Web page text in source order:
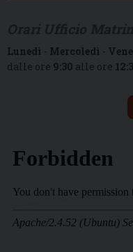
Lunedì - Mercoledì -
dalle ore 9:30 alle ore